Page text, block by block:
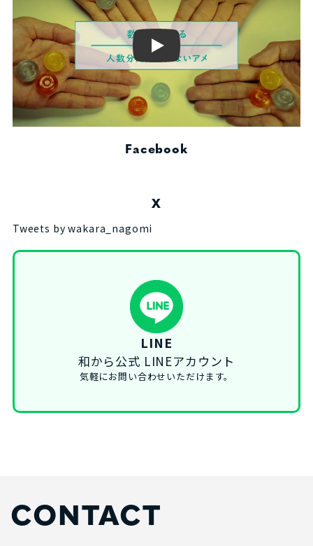
Play
Facebook
X
Tweets by wakara_nagomi
LINE
和から公式 LINEアカウント
気軽にお問い合わせいただけます。
CONTACT